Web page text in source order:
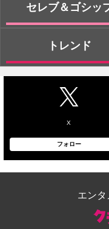
セレブ＆ゴシッ
トレンド
X
フォロー
エンタ